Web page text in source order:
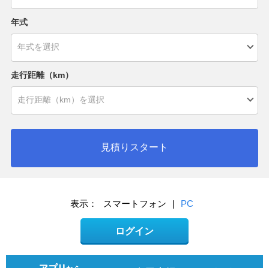
年式
走行距離（km）
見積りスタート
表示： スマートフォン | PC
ログイン